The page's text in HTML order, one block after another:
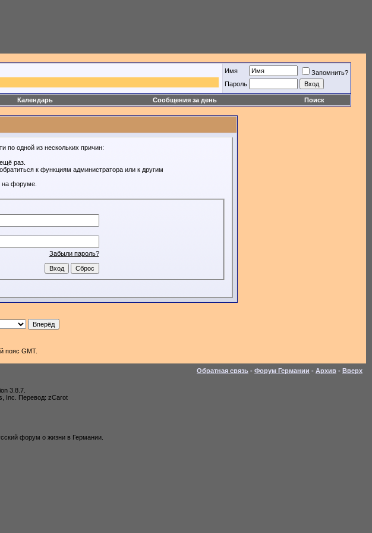
Имя
Запомнить?
Пароль
Календарь Сообщения за день Поиск
по одной из нескольких причин:
раз.
к функциям администратора или к другим
на форуме.
Забыли пароль?
пояс GMT.
Обратная связь - Форум Германии - Архив - Вверх
3.8.7.
Inc. Перевод: zCarot
форум о жизни в Германии.